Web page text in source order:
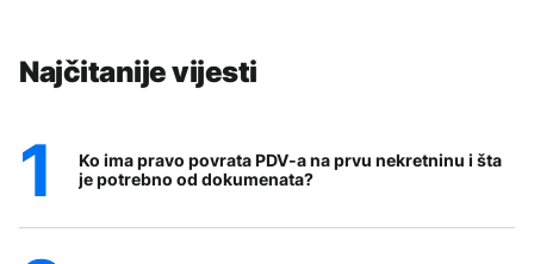
Najčitanije vijesti
Ko ima pravo povrata PDV-a na prvu nekretninu i šta
je potrebno od dokumenata?